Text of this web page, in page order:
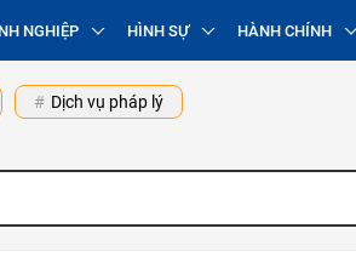
NGHIỆP HÌNH SỰ HÀNH CHÍNH
Dịch vụ pháp lý